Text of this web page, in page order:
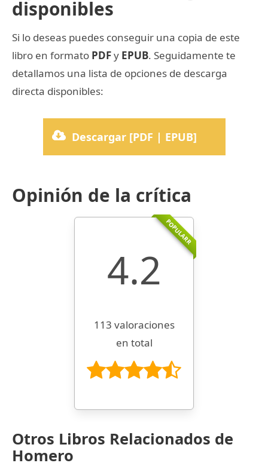
disponibles
Si lo deseas puedes conseguir una copia de este
libro en formato PDFy EPUB. Seguidamente te
detallamos una lista de opciones de descarga
directa disponibles:
Descargar [PDF | EPUB]
Opinión de la crítica
POPULARR
4.2
113 valoraciones
en total
Otros Libros Relacionados de
Homero